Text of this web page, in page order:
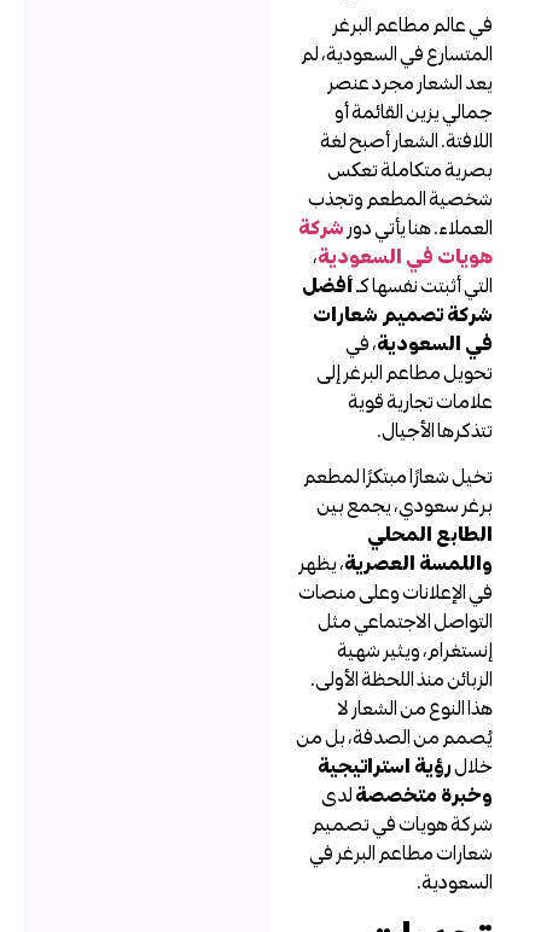
في عالم مطاعم البرغر
المتسارع في السعودية، لم
يعد الشعار مجرد عنصر
جمالي يزين القائمة أو
اللافتة. الشعار أصبح لغة
بصرية متكاملة تعكس
شخصية المطعم وتجذب
العملاء. هنا يأتي دورشركة
هويات في السعودية،
التي أثبتت نفسها كـأفضل
شركة تصميم شعارات
في السعودية، في
تحويل مطاعم البرغر إلى
علامات تجارية قوية
تتذكرها الأجيال.
تخيل شعارًا مبتكرًا لمطعم
برغر سعودي، يجمع بين
الطابع المحلي
واللمسة العصرية، يظهر
في الإعلانات وعلى منصات
التواصل الاجتماعي مثل
إنستغرام، ويثير شهية
الزبائن منذ اللحظة الأولى.
هذا النوع من الشعار لا
يُصمم من الصدفة، بل من
رؤية استراتيجية
وخبرة متخصصةلدى
شركة هويات في تصميم
شعارات مطاعم البرغر في
السعودية.